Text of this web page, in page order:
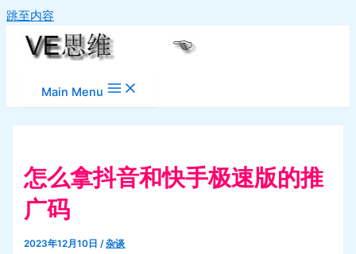
跳至内容
Main Menu
怎么拿抖音和快手极速版的推
广码
2023年12月10日/杂谈